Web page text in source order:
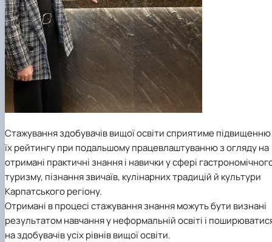
Стажування здобувачів вищої освіти сприятиме підвищенню
їх рейтингу при подальшому працевлаштуванню з огляду на
отримані практичні знання і навички у сфері
туризму, пізнання звичаїв, кулінарних традицій й культури
Карпатського регіону.
Отримані в процесі стажування знання можуть бути визнані
результатом навчання у неформальній освіті і
на здобувачів усіх рівнів вищої освіти.